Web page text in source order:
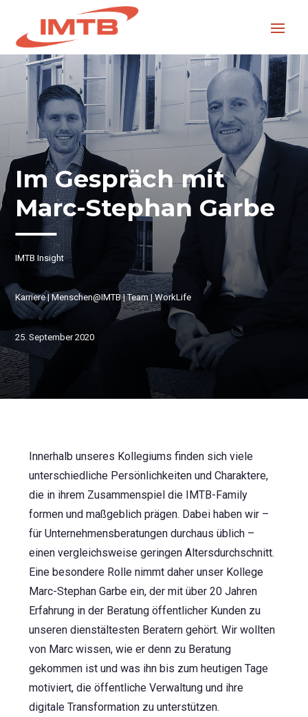
Im Gespräch mit
Marc-Stephan Garbe
IMTB Insight
Karriere|Menschen@IMTB|Team|WorkLife
25. September 2020
Innerhalb unseres Kollegiums finden sich viele
unterschiedliche Persönlichkeiten und Charaktere,
die in ihrem Zusammenspiel die IMTB-Family
formen und maßgeblich prägen. Dabei haben wir –
für Unternehmensberatungen durchaus üblich –
einen vergleichsweise geringen Altersdurchschnitt.
Eine besondere Rolle nimmt daher unser Kollege
Marc-Stephan Garbe ein, der mit über 20 Jahren
Erfahrung in der Beratung öffentlicher Kunden zu
unseren dienstältesten Beratern gehört. Wir wollten
von Marc wissen, wie er denn zu Beratung
gekommen ist und was ihn bis zum heutigen Tage
motiviert, die öffentliche Verwaltung und ihre
digitale Transformation zu unterstützen.